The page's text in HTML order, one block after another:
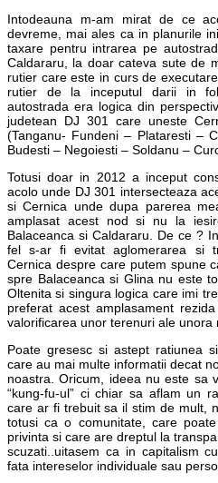
Intodeauna m-am mirat de ce
devreme, mai ales ca in planurile
taxare pentru intrarea pe
Caldararu, la doar cateva sute de
rutier care este in curs de
rutier de la inceputul darii in
autostrada era logica din
judetean DJ 301 care uneste
(Tanganu- Fundeni – Plataresti –
Budesti – Negoiesti – Soldanu –
Totusi doar in 2012 a inceput
acolo unde DJ 301 intersecteaza
si Cernica unde dupa parerea
amplasat acest nod si nu la
Balaceanca si Caldararu. De ce ?
fel s-ar fi evitat aglomerarea si
Cernica despre care putem spune
spre Balaceanca si Glina nu este
Oltenita si singura logica care imi
preferat acest amplasament
valorificarea unor terenuri ale unora
Poate gresesc si astept ratiunea
care au mai multe informatii decat
noastra. Oricum, ideea nu este sa
“kung-fu-ul” ci chiar sa aflam un
care ar fi trebuit sa il stim de mult,
totusi ca o comunitate, care
privinta si care are dreptul la
scuzati..uitasem ca in capitalism
fata intereselor individuale sau